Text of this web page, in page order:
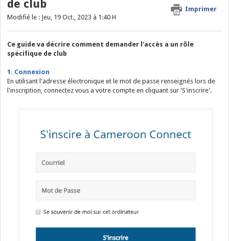
de club
Imprimer
Modifié le : Jeu, 19 Oct., 2023 à 1:40 H
Ce guide va décrire comment demander l'accès a un rôle
spécifique de club
1. Connexion
En utilisant l'adresse électronique et le mot de passe renseignés lors de
l'inscription, connectez vous a votre compte en cliquant sur 'S'inscrire'.